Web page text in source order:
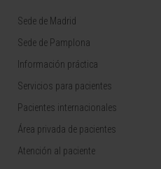
Sede de Madrid
Sede de Pamplona
Información práctica
Servicios para pacientes
Pacientes internacionales
Área privada de pacientes
Atención al paciente